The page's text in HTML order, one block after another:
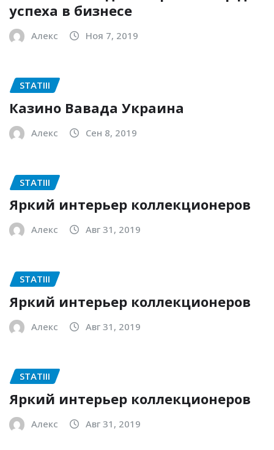
успеха в бизнесе
Алекс Ноя 7, 2019
STATIII
Казино Вавада Украина
Алекс Сен 8, 2019
STATIII
Яркий интерьер коллекционеров
Алекс Авг 31, 2019
STATIII
Яркий интерьер коллекционеров
Алекс Авг 31, 2019
STATIII
Яркий интерьер коллекционеров
Алекс Авг 31, 2019